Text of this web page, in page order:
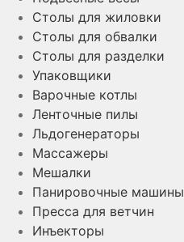
Столы для жиловки
Столы для обвалки
Столы для разделки
Упаковщики
Варочные котлы
Ленточные пилы
Льдогенераторы
Массажеры
Мешалки
Панировочные машины
Пресса для ветчин
Инъекторы